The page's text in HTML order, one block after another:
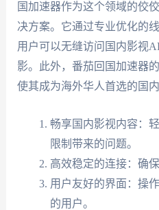
国加速器作为这个领域的佼
决方案。它通过专业优化的
用户可以无缝访问国内影视
影。此外，番茄回国加速器
使其成为海外华人首选的国内
畅享国内影视内容：
限制带来的问题。
高效稳定的连接：确
用户友好的界面：操
的用户。